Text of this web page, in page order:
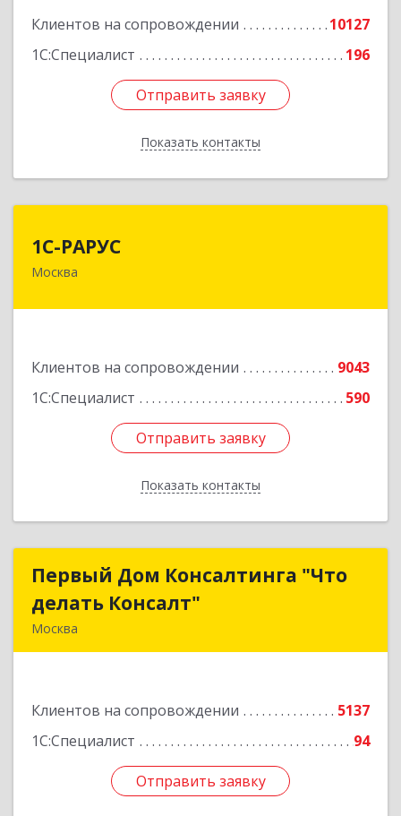
Клиентов на сопровождении
10127
1С:Специалист
196
Отправить заявку
Показать контакты
Отправить заявку
Назад
1С-РАРУС
Москва
Клиентов на сопровождении
9043
1С:Специалист
590
Отправить заявку
Показать контакты
127434, Москва г, Дмитровское ш, дом № 9Б
Отправить заявку
Назад
Первый Дом Консалтинга "Что
делать Консалт"
Москва
Клиентов на сопровождении
5137
1С:Специалист
94
Отправить заявку
Первый Дом Консалтинга "Что
Отправить заявку